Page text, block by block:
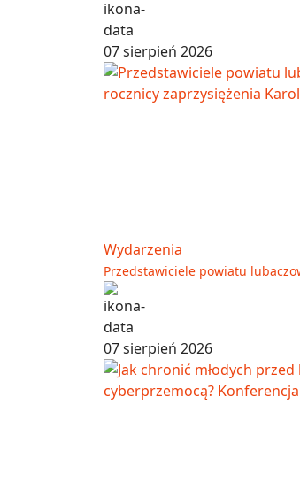
07 sierpień 2026
Wydarzenia
Przedstawiciele powiatu
07 sierpień 2026